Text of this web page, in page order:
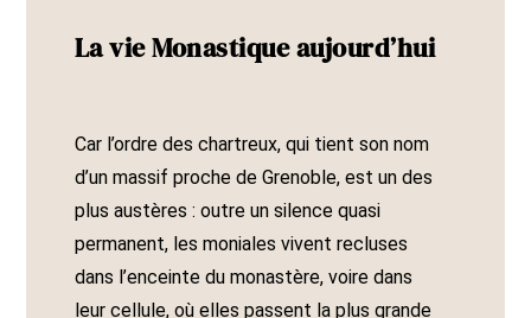
La vie Monastique aujourd’hui
Car l’ordre des chartreux, qui tient son nom
d’un massif proche de Grenoble, est un des
plus austères : outre un silence quasi
permanent, les moniales vivent recluses
dans l’enceinte du monastère, voire dans
leur cellule, où elles passent la plus grande